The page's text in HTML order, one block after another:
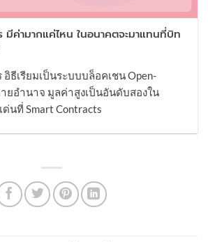
มีค่ามากแค่ไหน ในอนาคตจะมาแทนที่บิท
อิธีเรียมเป็นระบบบล็อคเชน Open-
ยอำนาจ มูลค่าสูงเป็นอันดับสองใน
นที่ Smart Contracts